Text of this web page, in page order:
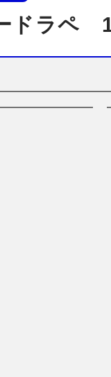
ドラペ